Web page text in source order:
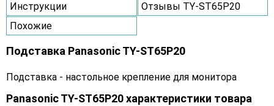
Инструкции
Отзывы TY-ST65P20
Похожие
Подставка Panasonic TY-ST65P20
Подставка - настольное крепление для монитора
Panasonic TY-ST65P20 характеристики товара